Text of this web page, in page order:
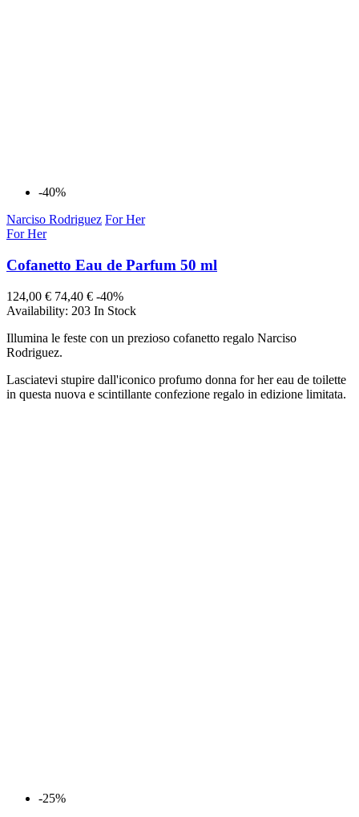
-40%
Narciso Rodriguez For Her
For Her
Cofanetto Eau de Parfum 50 ml
124,00 € 74,40 € -40%
Availability: 203 In Stock
Illumina le feste con un prezioso cofanetto regalo Narciso
Rodriguez.
Lasciatevi stupire dall'iconico profumo donna for her eau de toilette
in questa nuova e scintillante confezione regalo in edizione limitata.
-25%